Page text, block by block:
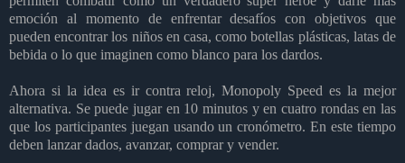
emoción al momento de enfrentar desafíos con objetivos que
pueden encontrar los niños en casa, como botellas plásticas, latas de
bebida o lo que imaginen como blanco para los dardos.
Ahora si la idea es ir contra reloj, Monopoly Speed es la mejor
alternativa. Se puede jugar en 10 minutos y en cuatro rondas en las
que los participantes juegan usando un cronómetro. En este tiempo
deben lanzar dados, avanzar, comprar y vender.